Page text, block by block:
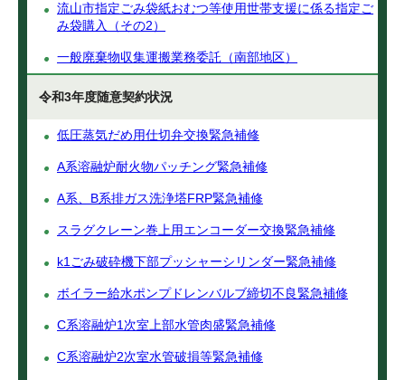
流山市指定ごみ袋紙おむつ等使用世帯支援に係る指定ご
み袋購入（その2）
一般廃棄物収集運搬業務委託（南部地区）
令和3年度随意契約状況
低圧蒸気だめ用仕切弁交換緊急補修
A系溶融炉耐火物パッチング緊急補修
A系、B系排ガス洗浄塔FRP緊急補修
スラグクレーン巻上用エンコーダー交換緊急補修
k1ごみ破砕機下部プッシャーシリンダー緊急補修
ボイラー給水ポンプドレンバルブ締切不良緊急補修
C系溶融炉1次室上部水管肉盛緊急補修
C系溶融炉2次室水管破損等緊急補修